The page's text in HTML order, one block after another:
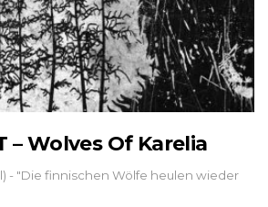
– Wolves Of Karelia
- "Die finnischen Wölfe heulen wieder